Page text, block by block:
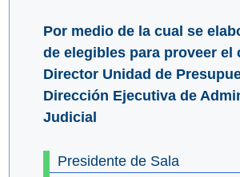
Por medio de la cual se
de elegibles para proveer el
Director Unidad de
Dirección Ejecutiva de
Judicial
Presidente de Sala